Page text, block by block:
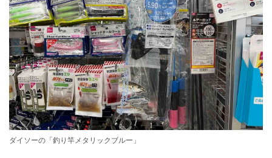
ダイソーの「釣り竿メタリックブルー」